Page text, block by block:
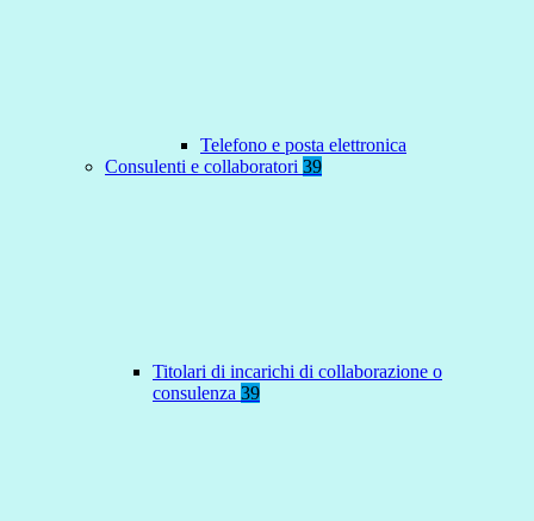
Telefono e posta elettronica
Consulenti e collaboratori 39
Titolari di incarichi di collaborazione o
consulenza 39